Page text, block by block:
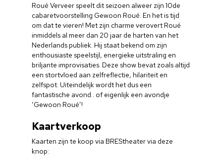
Roué Verveer speelt dit seizoen alweer zijn 10de
cabaretvoorstelling Gewoon Roué. En het is tijd
om dat te vieren! Met zijn charme verovert Roué
inmiddels al meer dan 20 jaar de harten van het
Nederlands publiek. Hij staat bekend om zijn
enthousiaste speelstijl, energieke uitstraling en
briljante improvisaties. Deze show bevat zoals altijd
een stortvloed aan zelfreflectie, hilariteit en
zelfspot. Uiteindelijk wordt het dus een
fantastische avond.. of eigenlijk een avondje
‘Gewoon Roué’!
Kaartverkoop
Kaarten zijn te koop via BREStheater via deze
knop: